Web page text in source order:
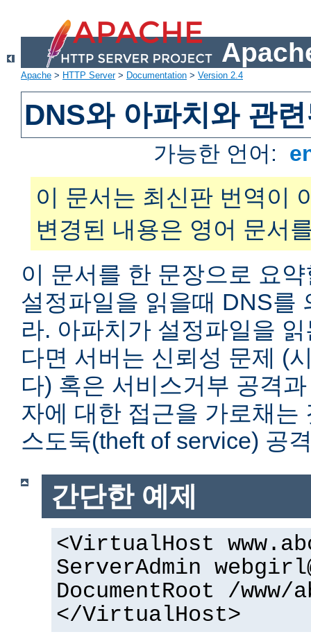
Apache > HTTP Server> Documentation > Version 2.4
DNS와 아파치와 관
가능한 언어:
이 문서는 최신판 번역이
변경된 내용은 영어 문서
이 문서를 한 문장으로 요
설정파일을 읽을때 DNS를
라. 아파치가 설정파일을
다면 서버는 신뢰성 문제 (
다) 혹은 서비스거부 공격
자에 대한 접근을 가로채는
스도둑(theft of service) 공
간단한 예제
<VirtualHost
ServerAdmin
DocumentRoot /www/
</VirtualHost>